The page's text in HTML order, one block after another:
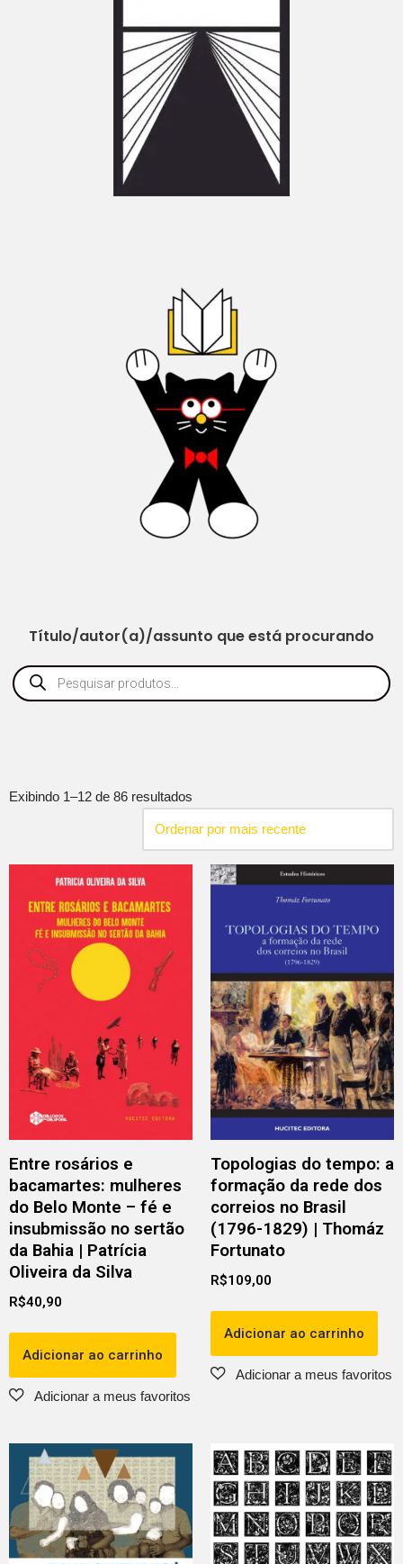
Título/autor(a)/assunto que está procurando
Exibindo 1–12 de 86 resultados
Entre rosários e
bacamartes: mulheres
do Belo Monte – fé e
insubmissão no sertão
da Bahia | Patrícia
Oliveira da Silva
R$40,90
Adicionar ao carrinho
Topologias do tempo: a
formação da rede dos
correios no Brasil
(1796-1829) | Thomáz
Fortunato
R$109,00
Adicionar ao carrinho